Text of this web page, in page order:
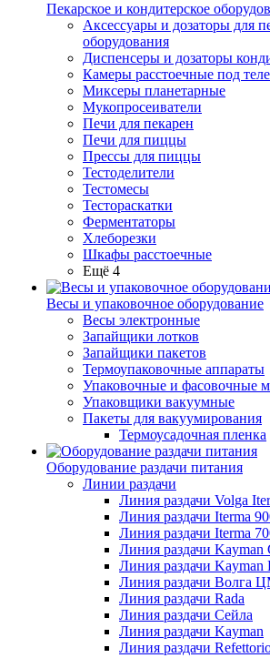
Пекарское и кондитерское
Аксессуары и дозаторы для
оборудования
Диспенсеры и дозаторы
Камеры расстоечные под
Миксеры планетарные
Мукопросеиватели
Печи для пекарен
Печи для пиццы
Прессы для пиццы
Тестоделители
Тестомесы
Тестораскатки
Ферментаторы
Хлеборезки
Шкафы расстоечные
Ещё 4
Весы и упаковочное оборудование
Весы электронные
Запайщики лотков
Запайщики пакетов
Термоупаковочные аппараты
Упаковочные и фасовочные
Упаковщики вакуумные
Пакеты для вакуумирования
Термоусадочная пленка
Оборудование раздачи питания
Линии раздачи
Линия раздачи Volga
Линия раздачи Iterma
Линия раздачи Iterma
Линия раздачи Kayman
Линия раздачи Kayman
Линия раздачи Волга
Линия раздачи Rada
Линия раздачи Сейла
Линия раздачи Kayman
Линия раздачи